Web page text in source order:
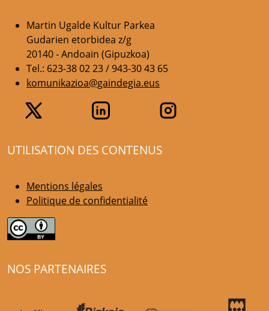
Martin Ugalde Kultur Parkea
Gudarien etorbidea z/g
20140 - Andoain (Gipuzkoa)
Tel.: 623-38 02 23 / 943-30 43 65
komunikazioa@gaindegia.eus
UTILISATION DES CONTENUS
Mentions légales
Politique de confidentialité
NOS PARTENAIRES